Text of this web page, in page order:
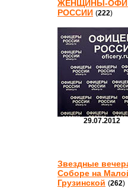
ЖЕНЩИНЫ-
РОССИИ (222)
29.07.2012
Звездные
Соборе на
Грузинской (262)